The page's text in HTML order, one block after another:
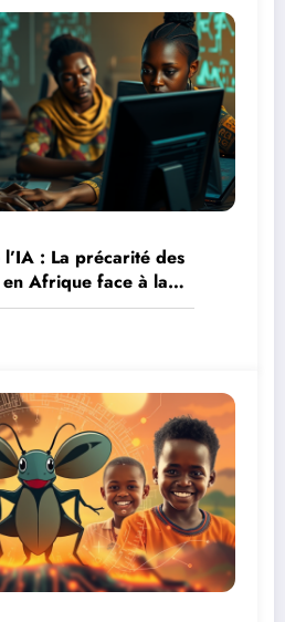
l’IA : La précarité des
Afrique face à la